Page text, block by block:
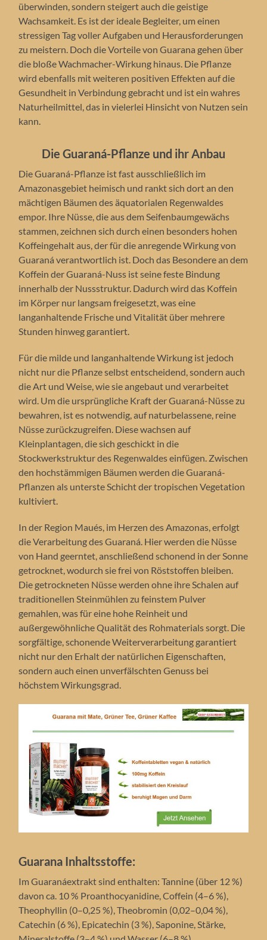
überwinden, sondern steigert auch die geistige
Wachsamkeit. Es ist der ideale Begleiter, um einen
stressigen Tag voller Aufgaben und Herausforderungen
zu meistern. Doch die Vorteile von Guarana gehen über
die bloße Wachmacher-Wirkung hinaus. Die Pflanze
wird ebenfalls mit weiteren positiven Effekten auf die
Gesundheit in Verbindung gebracht und ist ein wahres
Naturheilmittel, das in vielerlei Hinsicht von Nutzen sein
kann.
Die Guaraná-Pflanze und ihr Anbau
Die Guaraná-Pflanze ist fast ausschließlich im
Amazonasgebiet heimisch und rankt sich dort an den
mächtigen Bäumen des äquatorialen Regenwaldes
empor. Ihre Nüsse, die aus dem Seifenbaumgewächs
stammen, zeichnen sich durch einen besonders hohen
Koffeingehalt aus, der für die anregende Wirkung von
Guaraná verantwortlich ist. Doch das Besondere an dem
Koffein der Guaraná-Nuss ist seine feste Bindung
innerhalb der Nussstruktur. Dadurch wird das Koffein
im Körper nur langsam freigesetzt, was eine
langanhaltende Frische und Vitalität über mehrere
Stunden hinweg garantiert.
Für die milde und langanhaltende Wirkung ist jedoch
nicht nur die Pflanze selbst entscheidend, sondern auch
die Art und Weise, wie sie angebaut und verarbeitet
wird. Um die ursprüngliche Kraft der Guaraná-Nüsse zu
bewahren, ist es notwendig, auf naturbelassene, reine
Nüsse zurückzugreifen. Diese wachsen auf
Kleinplantagen, die sich geschickt in die
Stockwerkstruktur des Regenwaldes einfügen. Zwischen
den hochstämmigen Bäumen werden die Guaraná-
Pflanzen als unterste Schicht der tropischen Vegetation
kultiviert.
In der Region Maués, im Herzen des Amazonas, erfolgt
die Verarbeitung des Guaraná. Hier werden die Nüsse
von Hand geerntet, anschließend schonend in der Sonne
getrocknet, wodurch sie frei von Röststoffen bleiben.
Die getrockneten Nüsse werden ohne ihre Schalen auf
traditionellen Steinmühlen zu feinstem Pulver
gemahlen, was für eine hohe Reinheit und
außergewöhnliche Qualität des Rohmaterials sorgt. Die
sorgfältige, schonende Weiterverarbeitung garantiert
nicht nur den Erhalt der natürlichen Eigenschaften,
sondern auch einen unverfälschten Genuss bei
höchstem Wirkungsgrad.
Guarana Inhaltsstoffe:
Im Guaranáextrakt sind enthalten: Tannine (über 12 %)
davon ca. 10 % Proanthocyanidine, Coffein (4–6 %),
Theophyllin (0–0,25 %), Theobromin (0,02–0,04 %),
Catechin (6 %), Epicatechin (3 %), Saponine, Stärke,